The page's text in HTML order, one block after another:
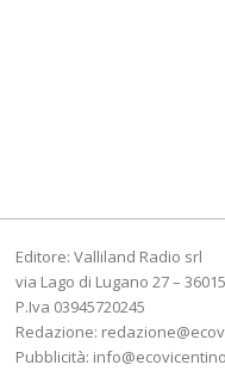
Editore: Valliland Radio srl
via Lago di Lugano 27 –
P.Iva 03945720245
Redazione:
Pubblicità: